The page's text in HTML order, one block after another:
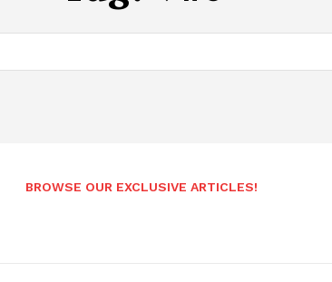
BROWSE OUR EXCLUSIVE ARTICLES!